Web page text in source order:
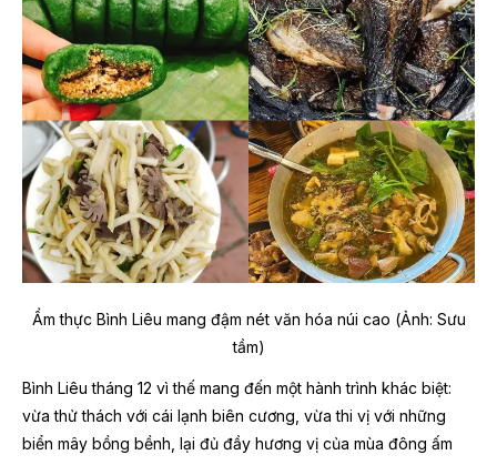
Ẩm thực Bình Liêu mang đậm nét văn hóa núi cao (Ảnh: Sưu
tầm)
Bình Liêu tháng 12 vì thế mang đến một hành trình khác biệt:
vừa thử thách với cái lạnh biên cương, vừa thi vị với những
biển mây bồng bềnh, lại đủ đầy hương vị của mùa đông ấm